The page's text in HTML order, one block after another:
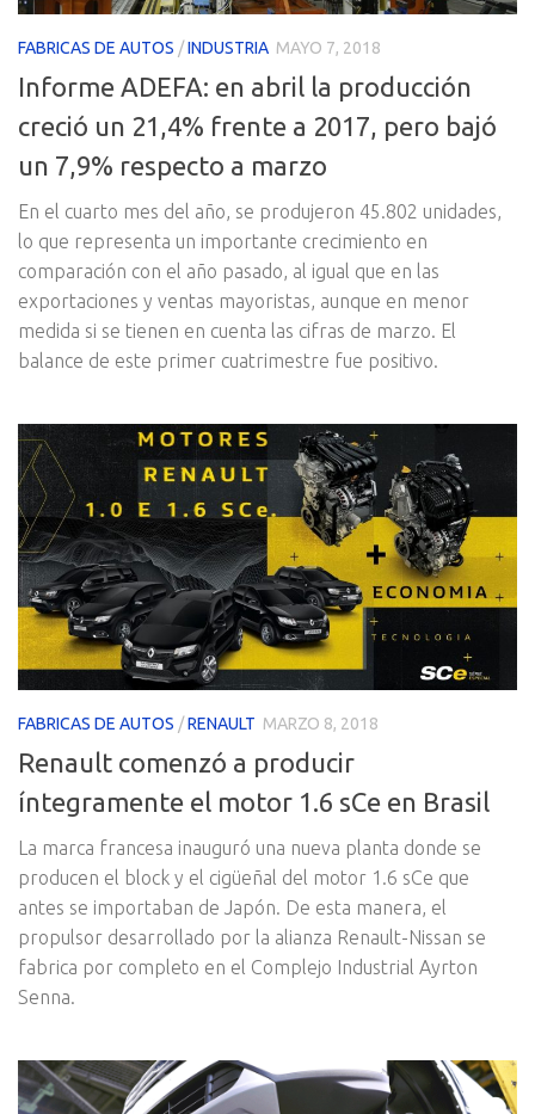
FABRICAS DE AUTOS /INDUSTRIA MAYO 7, 2018
Informe ADEFA: en abril la producción
creció un 21,4% frente a 2017, pero bajó
un 7,9% respecto a marzo
En el cuarto mes del año, se produjeron 45.802 unidades,
lo que representa un importante crecimiento en
comparación con el año pasado, al igual que en las
exportaciones y ventas mayoristas, aunque en menor
medida si se tienen en cuenta las cifras de marzo. El
balance de este primer cuatrimestre fue positivo.
FABRICAS DE AUTOS /RENAULT MARZO 8, 2018
Renault comenzó a producir
íntegramente el motor 1.6 sCe en Brasil
La marca francesa inauguró una nueva planta donde se
producen el block y el cigüeñal del motor 1.6 sCe que
antes se importaban de Japón. De esta manera, el
propulsor desarrollado por la alianza Renault-Nissan se
fabrica por completo en el Complejo Industrial Ayrton
Senna.